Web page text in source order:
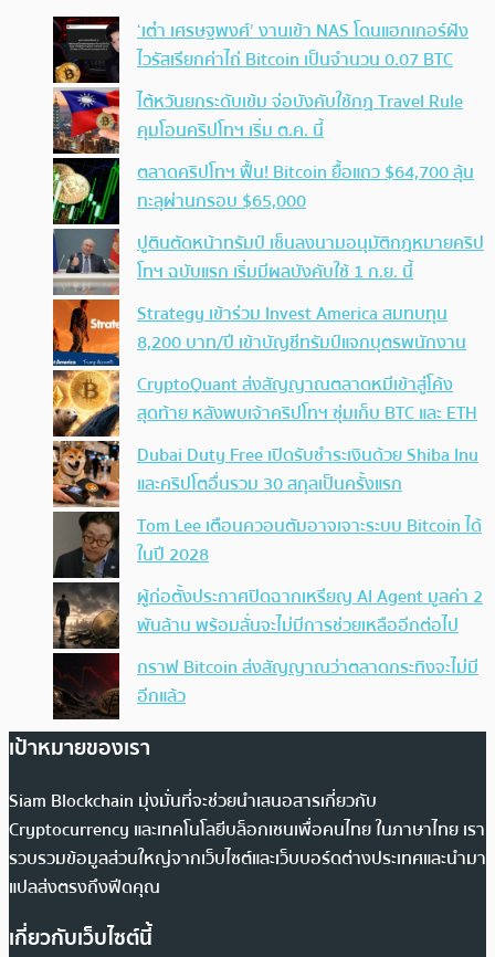
‘เต๋า เศรษฐพงศ์’ งานเข้า NAS โดนแฮกเกอร์ฝัง
ไวรัสเรียกค่าไถ่ Bitcoin เป็นจำนวน 0.07 BTC
ไต้หวันยกระดับเข้ม จ่อบังคับใช้กฏ Travel Rule
คุมโอนคริปโทฯ เริ่ม ต.ค. นี้
ตลาดคริปโทฯ ฟื้น! Bitcoin ยื้อแถว $64,700 ลุ้น
ทะลุผ่านกรอบ $65,000
ปูตินตัดหน้าทรัมป์ เซ็นลงนามอนุมัติกฎหมายคริป
โทฯ ฉบับแรก เริ่มมีผลบังคับใช้ 1 ก.ย. นี้
Strategy เข้าร่วม Invest America สมทบทุน
8,200 บาท/ปี เข้าบัญชีทรัมป์แจกบุตรพนักงาน
CryptoQuant ส่งสัญญาณตลาดหมีเข้าสู่โค้ง
สุดท้าย หลังพบเจ้าคริปโทฯ ซุ่มเก็บ BTC และ ETH
Dubai Duty Free เปิดรับชำระเงินด้วย Shiba Inu
และคริปโตอื่นรวม 30 สกุลเป็นครั้งแรก
Tom Lee เตือนควอนตัมอาจเจาะระบบ Bitcoin ได้
ในปี 2028
ผู้ก่อตั้งประกาศปิดฉากเหรียญ AI Agent มูลค่า 2
พันล้าน พร้อมลั่นจะไม่มีการช่วยเหลืออีกต่อไป
กราฟ Bitcoin ส่งสัญญาณว่าตลาดกระทิงจะไม่มี
อีกแล้ว
เป้าหมายของเรา
Siam Blockchain มุ่งมั่นที่จะช่วยนำเสนอสารเกี่ยวกับ
Cryptocurrency และเทคโนโลยีบล็อกเชนเพื่อคนไทย ในภาษาไทย เรา
รวบรวมข้อมูลส่วนใหญ่จากเว็บไซต์และเว็บบอร์ดต่างประเทศและนำมา
แปลส่งตรงถึงฟีดคุณ
เกี่ยวกับเว็บไซต์นี้